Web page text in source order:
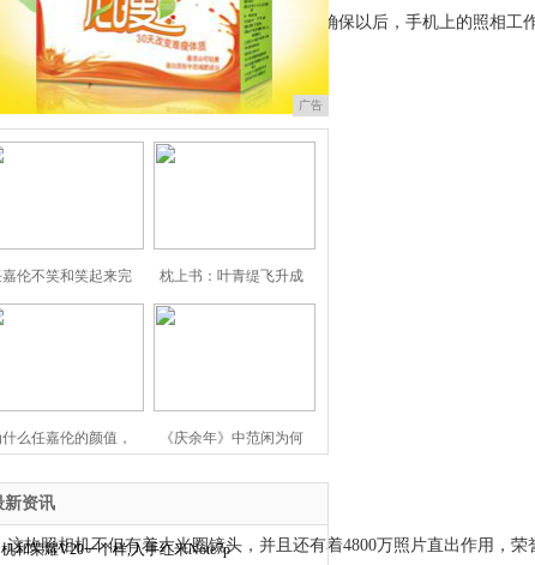
可以了，因此在手机配置和流畅都得到确保以后，手机上的照相
照相机不但有着大光圈镜头，并且还有着4800万照片直出作用，
广告
伦不笑和笑起来完 枕上书：叶青缇飞升成
什么任嘉伦的颜值， 《庆余年》中范闲为何
新资讯
和荣耀V20一个样,入手红米Note7p